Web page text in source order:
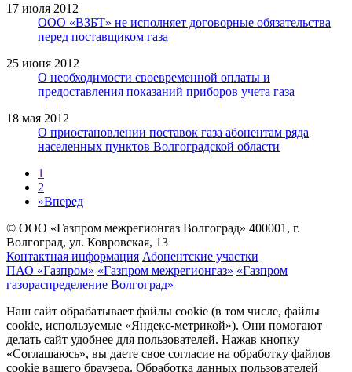
17 июля 2012
ООО «ВЗБТ» не исполняет договорные обязательства
перед поставщиком газа
25 июня 2012
О необходимости своевременной оплаты и
предоставления показаний приборов учета газа
18 мая 2012
О приостановлении поставок газа абонентам ряда
населенных пунктов Волгоградской области
1
2
»Вперед
© ООО «Газпром межрегионгаз Волгоград» 400001, г.
Волгоград, ул. Ковровская, 13
Контактная информация Абонентские участки
ПАО «Газпром» «Газпром межрегионгаз» «Газпром
газораспределение Волгоград»
Наш сайт обрабатывает файлы cookie (в том числе, файлы
cookie, используемые «Яндекс-метрикой»). Они помогают
делать сайт удобнее для пользователей. Нажав кнопку
«Соглашаюсь», вы даете свое согласие на обработку файлов
cookie вашего браузера. Обработка данных пользователей